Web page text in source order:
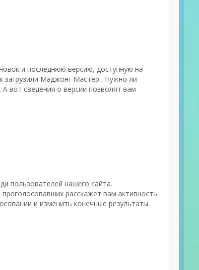
и последнюю версию, доступную на
загрузили Маджонг Мастер . Нужно ли
вот сведения о версии позволят вам
пользователей нашего сайта.
расскажет вам активность
и изменить конечные результаты.